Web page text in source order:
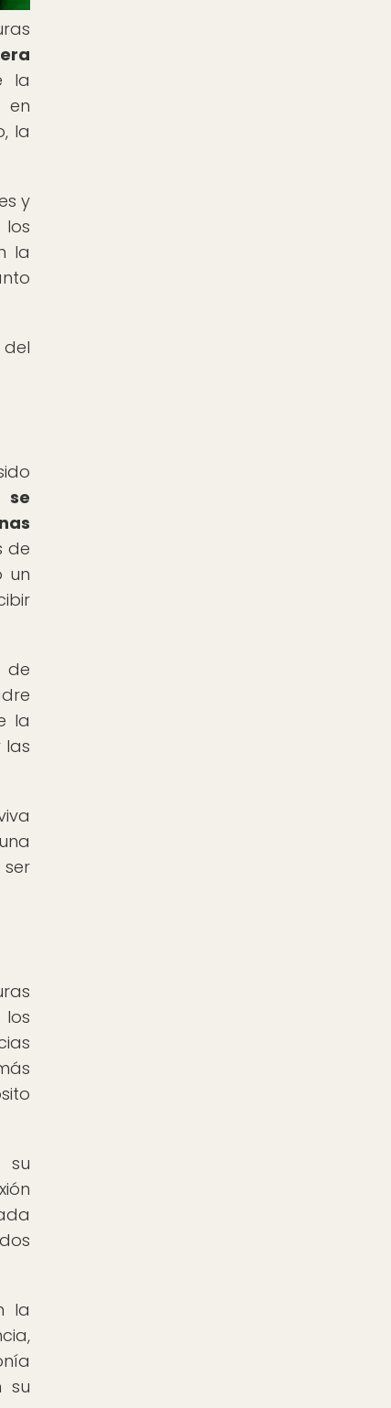
la
en
la
y
los
la
se
de
un
de
la
las
su
la
su